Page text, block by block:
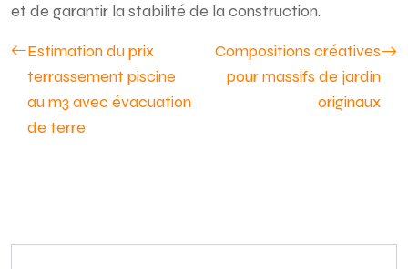
et de garantir la stabilité de la construction.
Estimation du prix
terrassement piscine
au m3 avec évacuation
de terre
Compositions créatives
pour massifs de jardin
originaux